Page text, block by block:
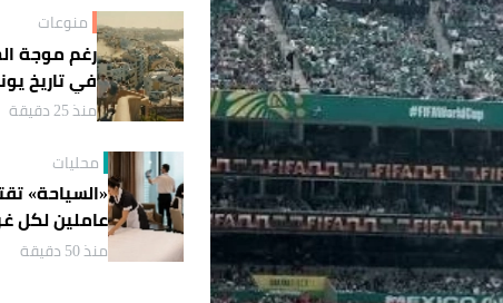
منوعات
رغم موجة
في تاريخ
منذ 25 دقيقة
محليات
عاملين لكل
منذ 50 دقيقة